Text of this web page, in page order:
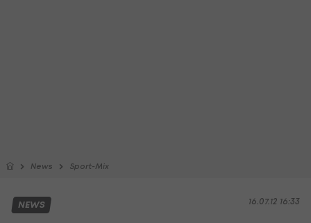
News Sport-Mix
16.07.12 16:33
NEWS